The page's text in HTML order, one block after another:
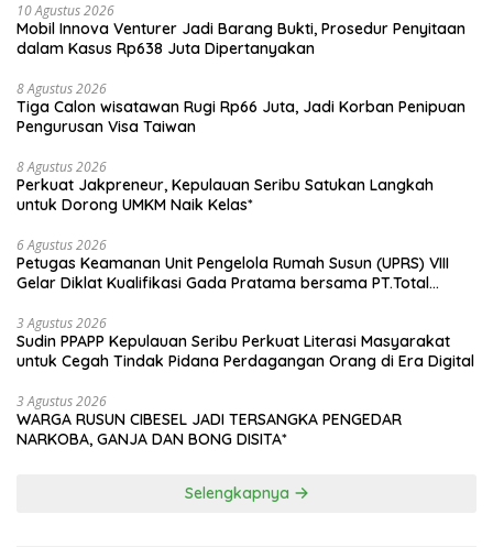
10 Agustus 2026
Mobil Innova Venturer Jadi Barang Bukti, Prosedur Penyitaan
dalam Kasus Rp638 Juta Dipertanyakan
8 Agustus 2026
Tiga Calon wisatawan Rugi Rp66 Juta, Jadi Korban Penipuan
Pengurusan Visa Taiwan
8 Agustus 2026
Perkuat Jakpreneur, Kepulauan Seribu Satukan Langkah
untuk Dorong UMKM Naik Kelas*
6 Agustus 2026
Petugas Keamanan Unit Pengelola Rumah Susun (UPRS) VIII
Gelar Diklat Kualifikasi Gada Pratama bersama PT.Total
Jaya*
3 Agustus 2026
Sudin PPAPP Kepulauan Seribu Perkuat Literasi Masyarakat
untuk Cegah Tindak Pidana Perdagangan Orang di Era Digital
3 Agustus 2026
WARGA RUSUN CIBESEL JADI TERSANGKA PENGEDAR
NARKOBA, GANJA DAN BONG DISITA*
Selengkapnya